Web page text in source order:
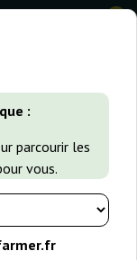
:
parcourir les
vous.
0
de Cannabis